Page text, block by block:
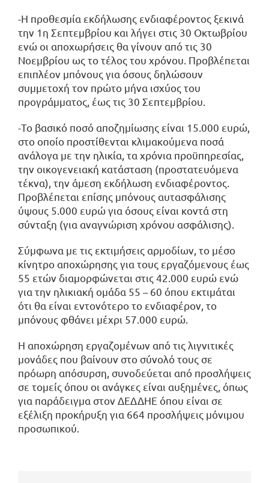
-Η προθεσμία εκδήλωσης ενδιαφέροντος ξεκινά
την 1η Σεπτεμβρίου και λήγει στις 30 Οκτωβρίου
ενώ οι αποχωρήσεις θα γίνουν από τις 30
Νοεμβρίου ως το τέλος του χρόνου. Προβλέπεται
επιπλέον μπόνους για όσους δηλώσουν
συμμετοχή τον πρώτο μήνα ισχύος του
προγράμματος, έως τις 30 Σεπτεμβρίου.
-Το βασικό ποσό αποζημίωσης είναι 15.000 ευρώ,
στο οποίο προστίθενται κλιμακούμενα ποσά
ανάλογα με την ηλικία, τα χρόνια προϋπηρεσίας,
την οικογενειακή κατάσταση (προστατευόμενα
τέκνα), την άμεση εκδήλωση ενδιαφέροντος.
Προβλέπεται επίσης μπόνους αυτασφάλισης
ύψους 5.000 ευρώ για όσους είναι κοντά στη
σύνταξη (για αναγνώριση χρόνου ασφάλισης).
Σύμφωνα με τις εκτιμήσεις αρμοδίων, το μέσο
κίνητρο αποχώρησης για τους εργαζόμενους έως
55 ετών διαμορφώνεται στις 42.000 ευρώ ενώ
για την ηλικιακή ομάδα 55 – 60 όπου εκτιμάται
ότι θα είναι εντονότερο το ενδιαφέρον, το
μπόνους φθάνει μέχρι 57.000 ευρώ.
Η αποχώρηση εργαζομένων από τις λιγνιτικές
μονάδες που βαίνουν στο σύνολό τους σε
πρόωρη απόσυρση, συνοδεύεται από προσλήψεις
σε τομείς όπου οι ανάγκες είναι αυξημένες, όπως
για παράδειγμα στον ΔΕΔΔΗΕ όπου είναι σε
εξέλιξη προκήρυξη για 664 προσλήψεις μόνιμου
προσωπικού.